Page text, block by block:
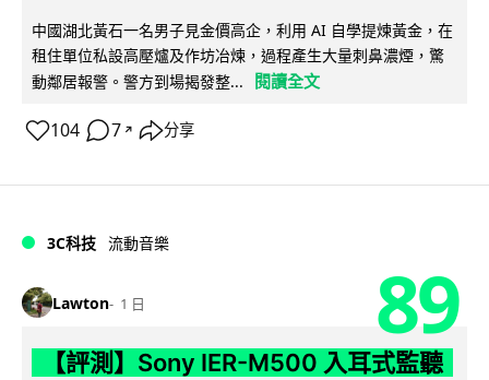
中國湖北黃石一名男子見金價高企，利用 AI 自學提煉黃金，在
租住單位私設高壓爐及作坊冶煉，過程產生大量刺鼻濃煙，驚
動鄰居報警。警方到場揭發整...
閱讀全文
104 7 ↗ 分享
3C科技 流動音樂
Lawton 1 日 89
【評測】Sony IER-M500 入耳式監聽